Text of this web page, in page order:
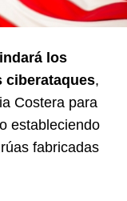
los
ciberataques,
Costera para
estableciendo
fabricadas